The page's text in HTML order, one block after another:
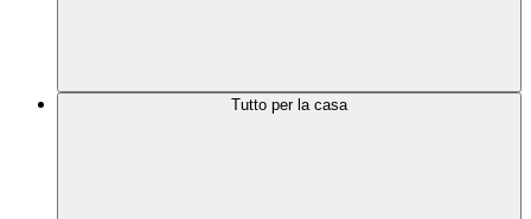
Tutto per la casa